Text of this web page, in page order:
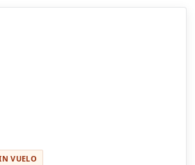
VUELO